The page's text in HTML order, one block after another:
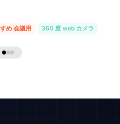
め 会議用 360 度 web カメラ